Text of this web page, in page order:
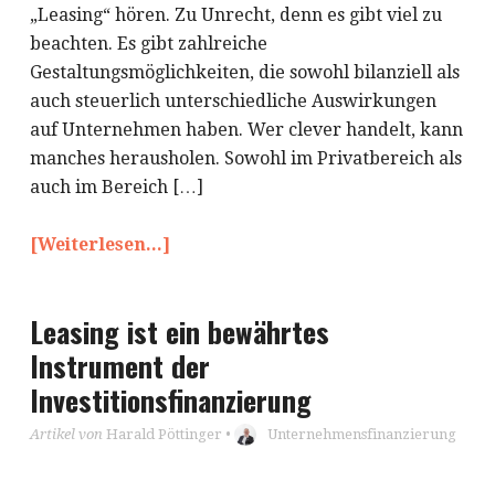
„Leasing“ hören. Zu Unrecht, denn es gibt viel zu
beachten. Es gibt zahlreiche
Gestaltungsmöglichkeiten, die sowohl bilanziell als
auch steuerlich unterschiedliche Auswirkungen
auf Unternehmen haben. Wer clever handelt, kann
manches herausholen. Sowohl im Privatbereich als
auch im Bereich […]
[Weiterlesen...]
Leasing ist ein bewährtes
Instrument der
Investitionsfinanzierung
Artikel von Harald Pöttinger • Unternehmensfinanzierung